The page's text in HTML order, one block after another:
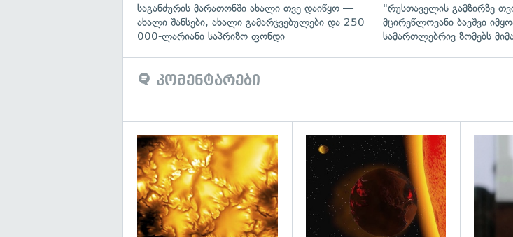
საგანძურის მარათონში ახალი თვე დაიწყო —
ახალი შანსები, ახალი გამარჯვებულები და 250
000-ლარიანი საპრიზო ფონდი
"რუსთაველის გამზირზე
მცირეწლოვანი ბავშვი
სამართლებრივ ზომებს
კომენტარები
გადახედვა